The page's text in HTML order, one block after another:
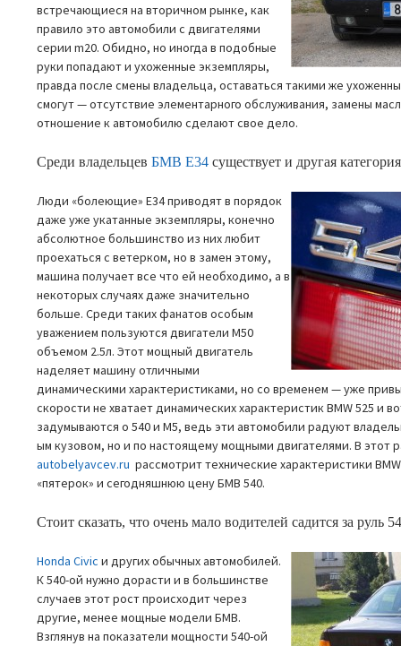
встречающиеся на вторичном рынке, как
правило это автомобили с двигателями
серии m20. Обидно, но иногда в подобные
руки попадают и ухоженные экземпляры,
правда после смены владельца, оставаться такими же
смогут — отсутствие элементарного обслуживания, замены
отношение к автомобилю сделают свое дело.
Среди владельцевБМВ E34 существует и другая
Люди «болеющие» E34 приводят в порядок
даже уже укатанные экземпляры, конечно
абсолютное большинство из них любит
проехаться с ветерком, но в замен этому,
машина получает все что ей необходимо, а в
некоторых случаях даже значительно
больше. Среди таких фанатов особым
уважением пользуются двигатели M50
объемом 2.5л. Этот мощный двигатель
наделяет машину отличными
динамическими характеристиками, но со временем — уже
скорости не хватает динамических характеристик BMW 525 и
задумываются о 540 и M5, ведь эти автомобили радуют
ым кузовом, но и по настоящему мощными двигателями. В этот
autobelyavcev.ru рассмотрит технические характеристики
«пятерок» и сегодняшнюю цену БМВ 540.
Стоит сказать, что очень мало водителей садится за руль
Honda Civic и других обычных автомобилей.
К 540-ой нужно дорасти и в большинстве
случаев этот рост происходит через
другие, менее мощные модели БМВ.
Взглянув на показатели мощности 540-ой